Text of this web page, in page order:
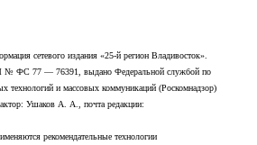
сетевого издания «25-й регион Владивосток».
№ ФС 77 — 76391, выдано Федеральной службой по
технологий и массовых коммуникаций (Роскомнадзор)
Ушаков А. А., почта редакции:
рекомендательные технологии